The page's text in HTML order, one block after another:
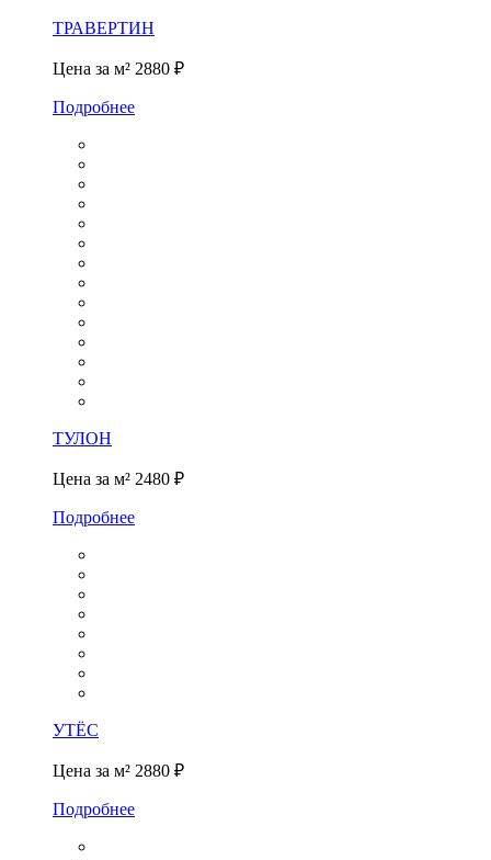
ТРАВЕРТИН
Цена за м² 2880 ₽
Подробнее
ТУЛОН
Цена за м² 2480 ₽
Подробнее
УТЁС
Цена за м² 2880 ₽
Подробнее